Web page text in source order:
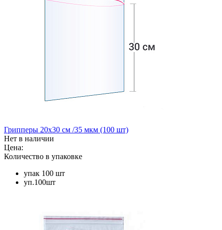
Грипперы 20х30 см /35 мкм (100 шт)
Нет в наличии
Цена:
Количество в упаковке
упак 100 шт
уп.100шт